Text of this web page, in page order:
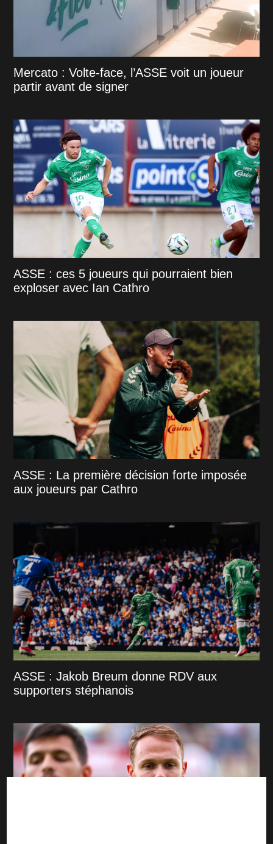
Mercato : Volte-face, l’ASSE voit un joueur
partir avant de signer
ASSE : ces 5 joueurs qui pourraient bien
exploser avec Ian Cathro
ASSE : La première décision forte imposée
aux joueurs par Cathro
ASSE : Jakob Breum donne RDV aux
supporters stéphanois